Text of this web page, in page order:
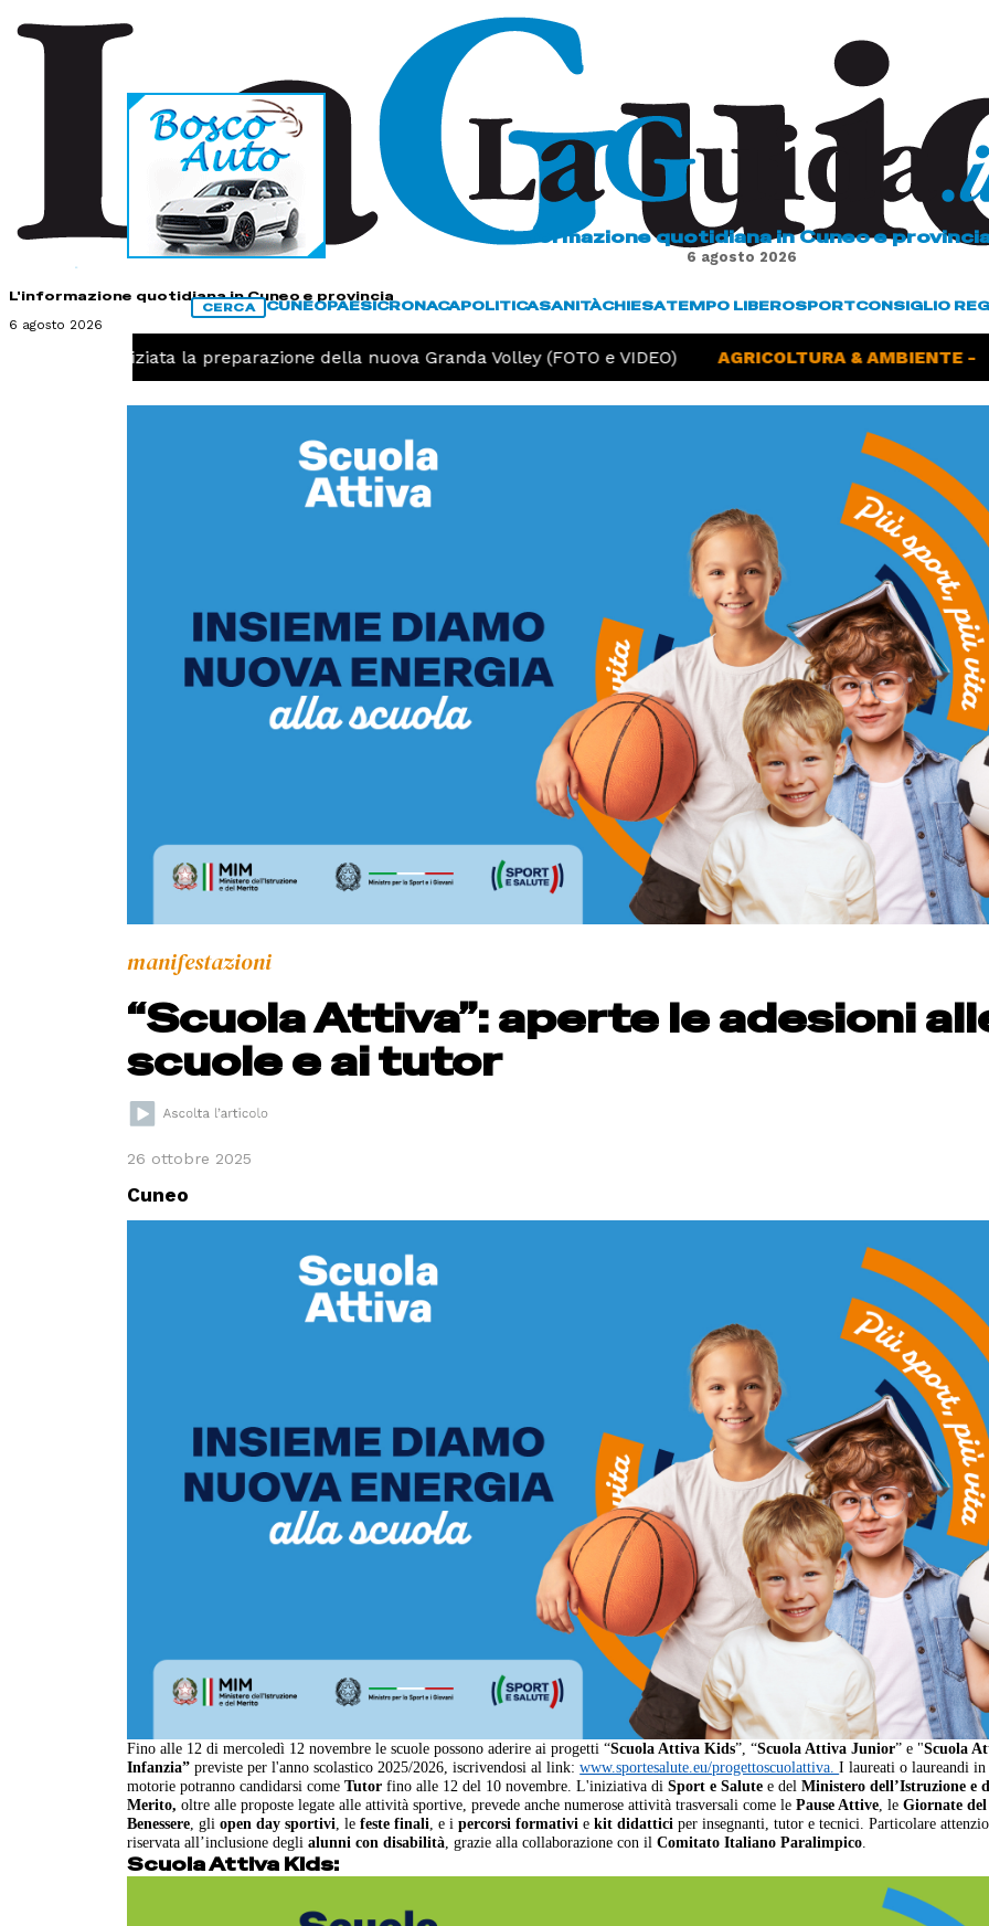
L'informazione quotidiana in Cuneo e provincia
6 agosto 2026
L'informazione quotidiana in Cuneo e
6 agosto 2026
CERCA CUNEOPAESICRONACAPOLITICASANITÀCHIESATEMPO LIBEROSPORTCONSIGLIO
iniziata la preparazione della nuova Granda Volley (FOTO e VIDEO) AGRICOLTURA & AMBIENTE -
manifestazioni
“Scuola Attiva”: aperte le adesioni
scuole e ai tutor
26 ottobre 2025
Cuneo
Fino alle 12 di mercoledì 12 novembre le scuole possono aderire ai progetti “Scuola Attiva Kids”, “Scuola Attiva Junior” e "Scuola
Infanzia”previste per l'anno scolastico 2025/2026, iscrivendosi al link:www.sportesalute.eu/progettoscuolattiva.I laureati o laureandi in
motorie potranno candidarsi comeTutor fino alle 12 del 10 novembre. L'iniziativa diSport e Salutee delMinistero dell’Istruzione e
Merito,oltre alle proposte legate alle attività sportive, prevede anche numerose attività trasversali come lePause Attive , leGiornate del
Benessere , gliopen day sportivi , lefeste finali , e ipercorsi formativi ekit didattici per insegnanti, tutor e tecnici. Particolare
riservata all’inclusione deglialunni con disabilità , grazie alla collaborazione con ilComitato Italiano Paralimpico
Scuola Attiva Kids: